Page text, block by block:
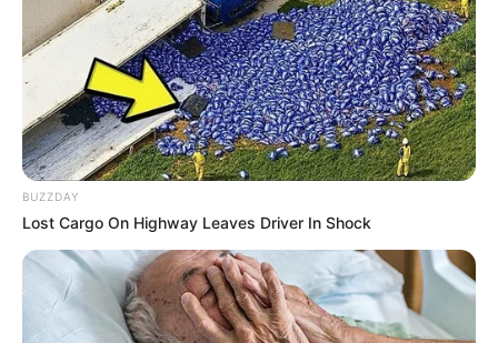
E-mail*
Mensagem
BUSCAR
BUZZDAY
Lost Cargo On Highway Leaves Driver In Shock